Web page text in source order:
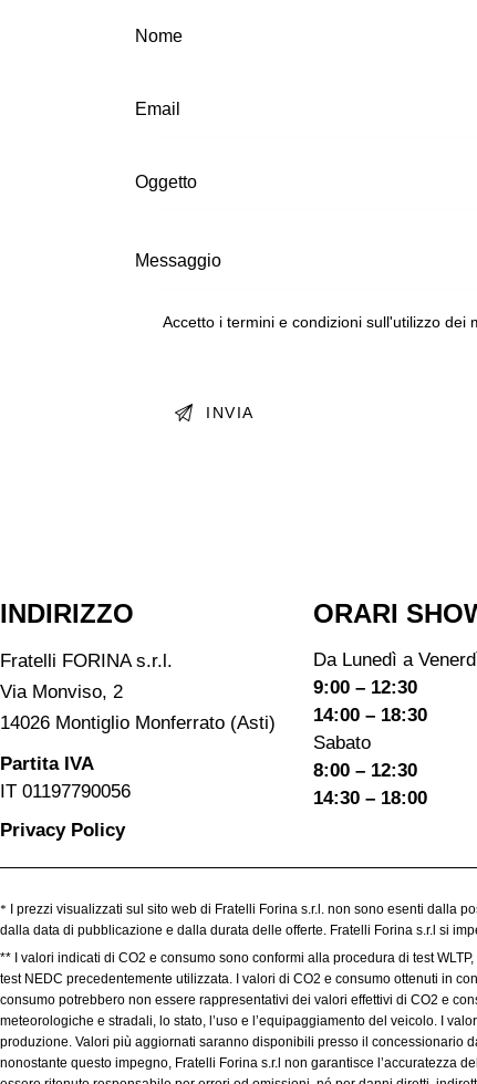
Accetto i termini e condizioni sull'utilizzo dei
INDIRIZZO
Fratelli FORINA s.r.l.
Via Monviso, 2
14026 Montiglio Monferrato (Asti)
Partita IVA
IT 01197790056
Privacy Policy
ORARI
Da Lunedì a
9:00 – 12:30
14:00 – 18:30
Sabato
8:00 – 12:30
14:30 – 18:00
*
I prezzi visualizzati sul sito web di Fratelli Forina s.r.l. non sono esenti dalla
dalla data di pubblicazione e dalla durata delle offerte. Fratelli Forina s.r.l si
** I valori indicati di CO2 e consumo sono conformi alla procedura di test
test NEDC precedentemente utilizzata. I valori di CO2 e consumo ottenuti in
consumo potrebbero non essere rappresentativi dei valori effettivi di CO2 e
meteorologiche e stradali, lo stato, l’uso e l’equipaggiamento del veicolo. I
produzione. Valori più aggiornati saranno disponibili presso il concessionario
nonostante questo impegno, Fratelli Forina s.r.l non garantisce l’accuratezza